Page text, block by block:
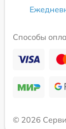
Способы
© 2026